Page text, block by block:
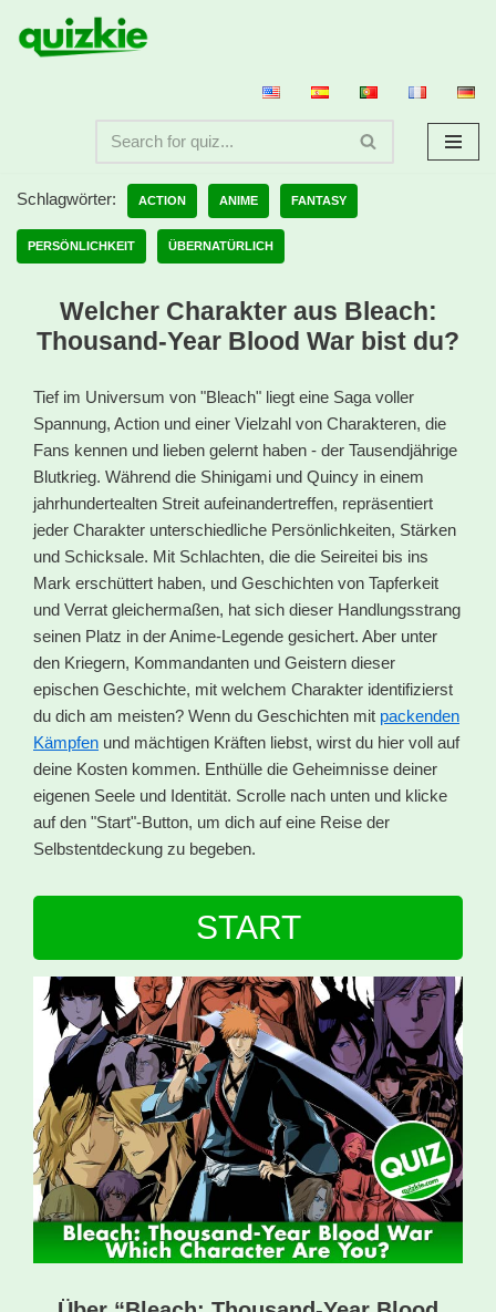
Zum
Schlagwörter: ACTION ANIME FANTASY
PERSÖNLICHKEIT ÜBERNATÜRLICH
Welcher Charakter aus Bleach:
Thousand-Year Blood War bist du?
Tief im Universum von "Bleach" liegt eine Saga voller
Spannung, Action und einer Vielzahl von Charakteren, die
Fans kennen und lieben gelernt haben - der Tausendjährige
Blutkrieg. Während die Shinigami und Quincy in einem
jahrhundertealten Streit aufeinandertreffen, repräsentiert
jeder Charakter unterschiedliche Persönlichkeiten, Stärken
und Schicksale. Mit Schlachten, die die Seireitei bis ins
Mark erschüttert haben, und Geschichten von Tapferkeit
und Verrat gleichermaßen, hat sich dieser Handlungsstrang
seinen Platz in der Anime-Legende gesichert. Aber unter
den Kriegern, Kommandanten und Geistern dieser
epischen Geschichte, mit welchem Charakter identifizierst
du dich am meisten? Wenn du Geschichten mit packenden
Kämpfen und mächtigen Kräften liebst, wirst du hier voll auf
deine Kosten kommen. Enthülle die Geheimnisse deiner
eigenen Seele und Identität. Scrolle nach unten und klicke
auf den "Start"-Button, um dich auf eine Reise der
Selbstentdeckung zu begeben.
START